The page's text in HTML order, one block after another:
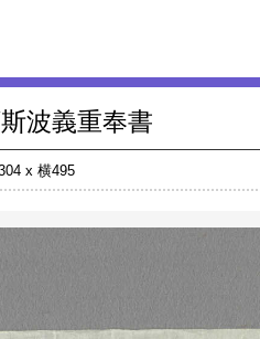
波義重奉書
x 横495